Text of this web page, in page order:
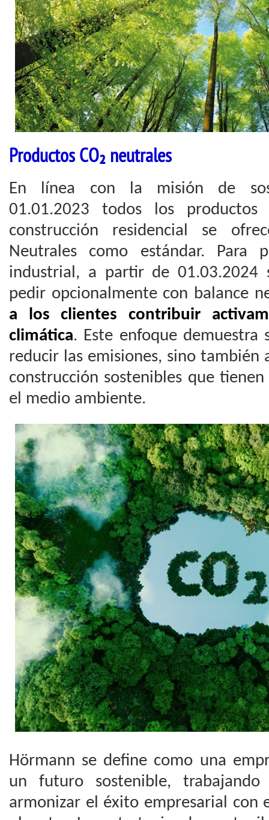
Productos CO₂ neutrales
En línea con la misión de
01.01.2023 todos los
construcción residencial se
Neutrales como estándar. Para
industrial, a partir de 01.03.2024
pedir opcionalmente con balance
a los clientes contribuir
climática. Este enfoque demuestra
reducir las emisiones, sino también
construcción sostenibles que
el medio ambiente.
Hörmann se define como una
un futuro sostenible, trabajando
armonizar el éxito empresarial con